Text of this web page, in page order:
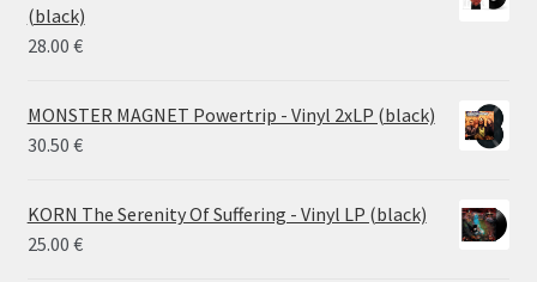
(black)
28.00 €
MONSTER MAGNET Powertrip - Vinyl 2xLP (black)
30.50 €
KORN The Serenity Of Suffering - Vinyl LP (black)
25.00 €